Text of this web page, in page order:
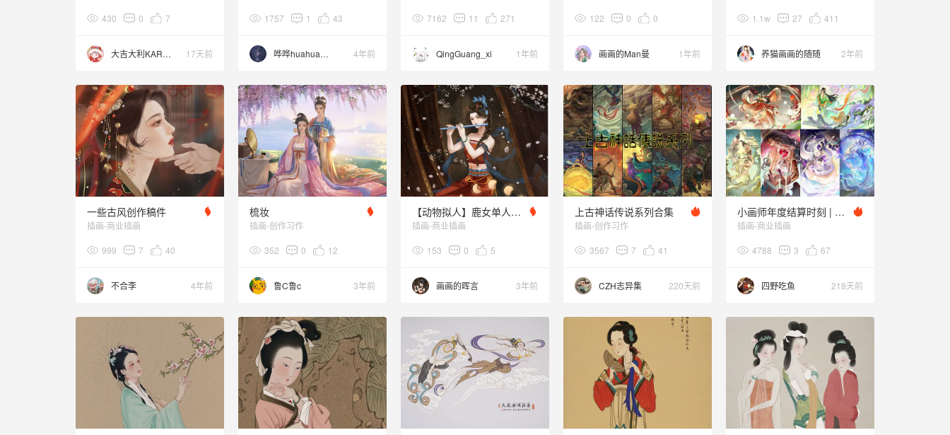
430 0 7
大吉大利KARO宝 17天前
1757 1 43
哗哗huahua哗哗 4年前
7162 11 271
QingGuang_xi 1年前
122 0 0
画画的Man曼 1年前
1.1w 27 411
养猫画画的随随 2年前
一些古风创作稿件
插画-商业插画
999 7 40
不合李 4年前
梳妆
插画-创作习作
352 0 12
鲁C鲁c 3年前
【动物拟人】鹿女单人插画
插画-商业插画
153 0 5
画画的晖言 3年前
上古神话传说系列合集
插画-创作习作
3567 7 41
CZH志异集 220天前
小画师年度结算时刻 | 2025年终总结
插画-商业插画
4788 3 67
四野吃鱼 218天前